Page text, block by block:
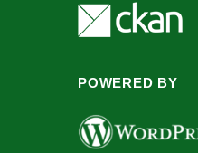
POWERED BY